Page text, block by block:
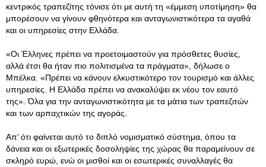
κεντρικός τραπεζίτης τόνισε ότι με αυτή τη «έμμεση υποτίμηση» θα
μπορέσουν να γίνουν φθηνότερα και ανταγωνιστικότερα τα αγαθά
και οι υπηρεσίες στην Ελλάδα.
«Οι Έλληνες πρέπει να προετοιμαστούν για πρόσθετες θυσίες,
αλλά έτσι θα ήταν πιο πολιτισμένα τα πράγματα», δήλωσε ο
Μπέλκα. «Πρέπει να κάνουν ελκυστικότερο τον τουρισμό και άλλες
υπηρεσίες. Η Ελλάδα πρέπει να ανακαλύψει εκ νέου τον εαυτό
της». Όλα για την ανταγωνιστικότητα με τα μάτια των τραπεζιτών
και των αρπαχτικών της αγοράς.
Απ’ ότι φαίνεται αυτό το διπλό νομισματικό σύστημα, όπου τα
δάνεια και οι εξωτερικές δοσοληψίες της χώρας θα παραμείνουν σε
σκληρό ευρώ, ενώ οι μισθοί και οι εσωτερικές συναλλαγές θα